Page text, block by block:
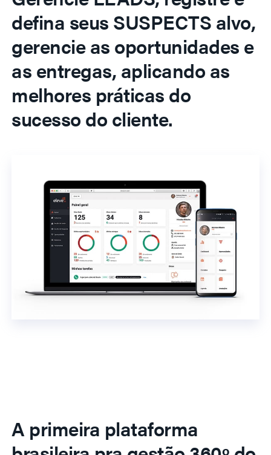
defina seus SUSPECTS alvo,
gerencie as oportunidades e
as entregas, aplicando as
melhores práticas do
sucesso do cliente.
A primeira plataforma